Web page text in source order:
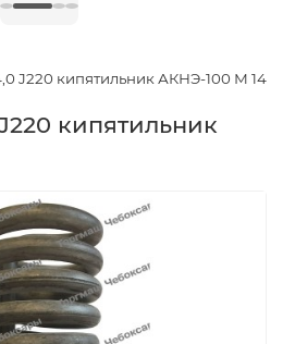
J220 кипятильник АКНЭ-100 М 14
кипятильник